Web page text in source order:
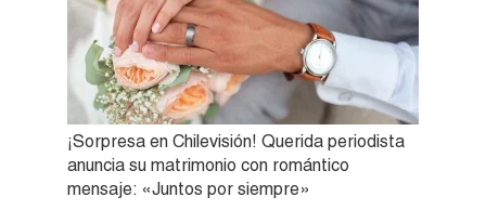
¡Sorpresa en Chilevisión! Querida periodista
anuncia su matrimonio con romántico
mensaje: «Juntos por siempre»